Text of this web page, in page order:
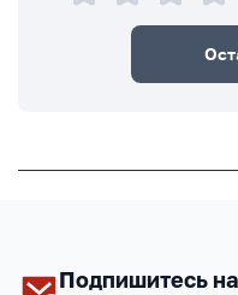
Подпишитесь